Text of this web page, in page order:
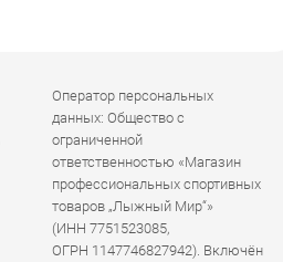
Оператор персональных
данных: Общество с
ограниченной
ответственностью «Магазин
профессиональных спортивных
товаров „Лыжный Мир“»
(ИНН 7751523085,
ОГРН 1147746827942). Включён